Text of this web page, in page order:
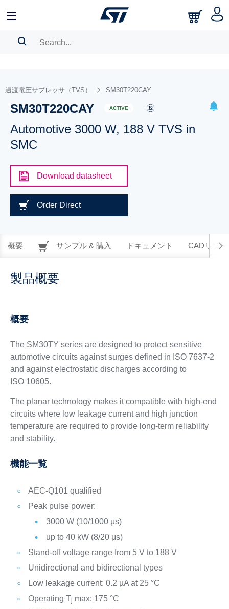
BOOKMARK
Pleaselog into show your saved searches.
過渡電圧サプレッサ（TVS） SM30T220CAY
SM30T220CAY ACTIVE
Automotive 3000 W, 188 V TVS in
SMC
Download datasheet
Order Direct
概要 サンプル & 購入 ドキュメント CADリソー
製品概要
概要
The SM30TY series are designed to protect sensitive
automotive circuits against surges defined in ISO 7637-2
and against electrostatic discharges according to
ISO 10605.
The planar technology makes it compatible with high-end
circuits where low leakage current and high junction
temperature are required to provide long-term reliability
and stability.
機能一覧
AEC-Q101 qualified
Peak pulse power:
3000 W (10/1000 μs)
up to 40 kW (8/20 μs)
Stand-off voltage range from 5 V to 188 V
Unidirectional and bidirectional types
Low leakage current: 0.2 µA at 25 °C
Operating Tj max: 175 °C